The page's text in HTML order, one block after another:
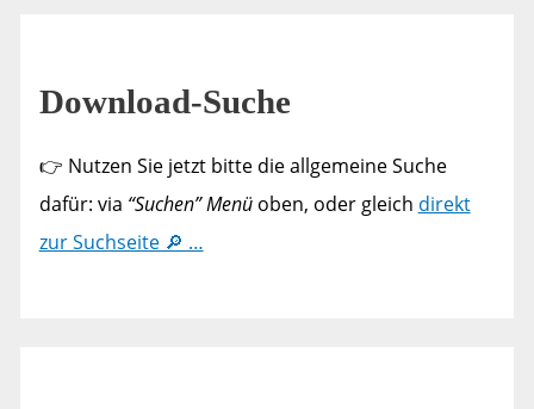
Download-Suche
👉 Nutzen Sie jetzt bitte die allgemeine Suche
dafür: via “Suchen” Menüoben, oder gleich direkt
zur Suchseite 🔎 …